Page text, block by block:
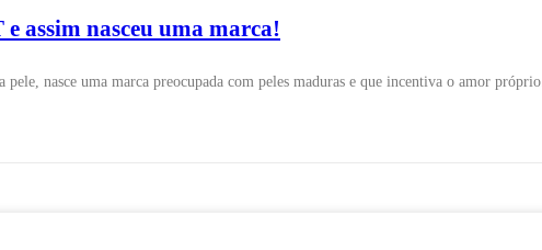
assim nasceu uma marca!
pele, nasce uma marca preocupada com peles maduras e que incentiva o amor próprio.